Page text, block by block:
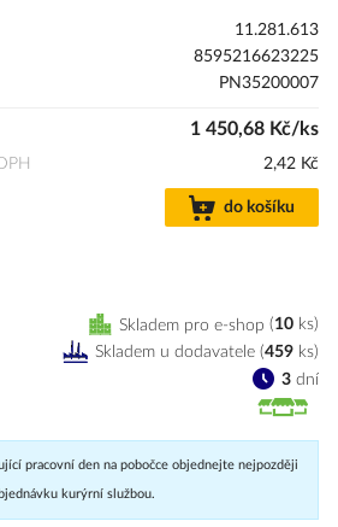
11.281.613
8595216623225
PN35200007
1 450,68 Kč/ks
2,42 Kč
do košíku
Skladem pro e-shop 10 ks
3 dní
Skladem u dodavatele (459 ks)
pracovní den na pobočce objednejte nejpozději
kurýrní službou.